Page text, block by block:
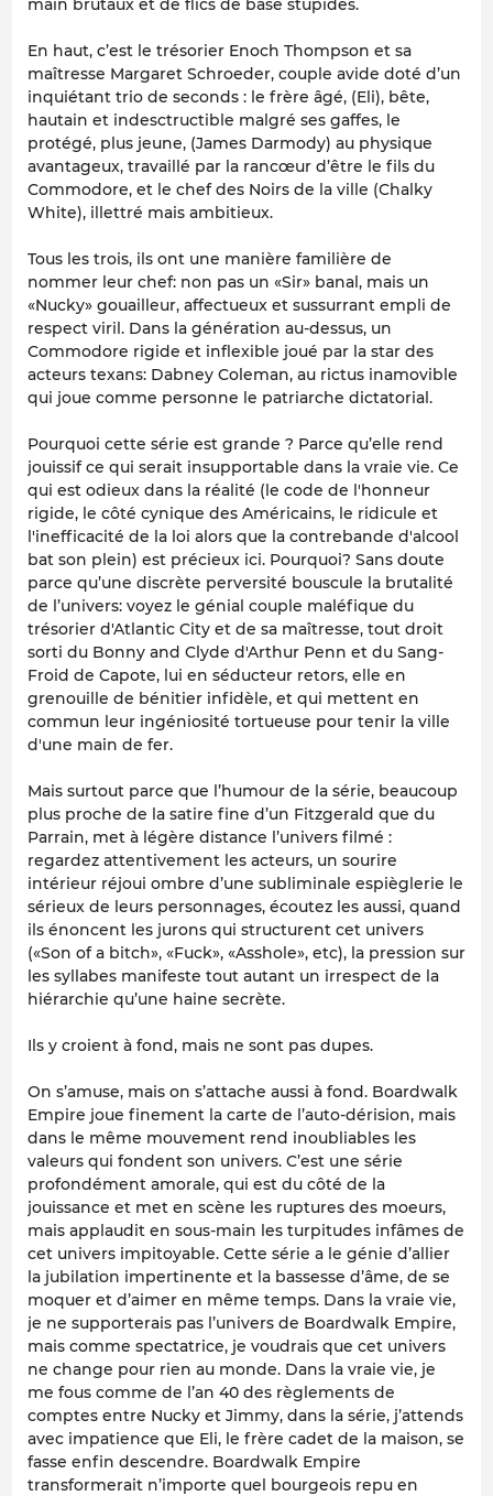
main brutaux et de flics de base stupides.
En haut, c’est le trésorier Enoch Thompson et sa
maîtresse Margaret Schroeder, couple avide doté d’un
inquiétant trio de seconds : le frère âgé, (Eli), bête,
hautain et indesctructible malgré ses gaffes, le
protégé, plus jeune, (James Darmody) au physique
avantageux, travaillé par la rancœur d’être le fils du
Commodore, et le chef des Noirs de la ville (Chalky
White), illettré mais ambitieux.
Tous les trois, ils ont une manière familière de
nommer leur chef: non pas un «Sir» banal, mais un
«Nucky» gouailleur, affectueux et sussurrant empli de
respect viril. Dans la génération au-dessus, un
Commodore rigide et inflexible joué par la star des
acteurs texans: Dabney Coleman, au rictus inamovible
qui joue comme personne le patriarche dictatorial.
Pourquoi cette série est grande ? Parce qu’elle rend
jouissif ce qui serait insupportable dans la vraie vie. Ce
qui est odieux dans la réalité (le code de l'honneur
rigide, le côté cynique des Américains, le ridicule et
l'inefficacité de la loi alors que la contrebande d'alcool
bat son plein) est précieux ici. Pourquoi? Sans doute
parce qu’une discrète perversité bouscule la brutalité
de l’univers: voyez le génial couple maléfique du
trésorier d'Atlantic City et de sa maîtresse, tout droit
sorti du Bonny and Clyde d'Arthur Penn et du Sang-
Froid de Capote, lui en séducteur retors, elle en
grenouille de bénitier infidèle, et qui mettent en
commun leur ingéniosité tortueuse pour tenir la ville
d'une main de fer.
Mais surtout parce que l’humour de la série, beaucoup
plus proche de la satire fine d’un Fitzgerald que du
Parrain, met à légère distance l’univers filmé :
regardez attentivement les acteurs, un sourire
intérieur réjoui ombre d’une subliminale espièglerie le
sérieux de leurs personnages, écoutez les aussi, quand
ils énoncent les jurons qui structurent cet univers
(«Son of a bitch», «Fuck», «Asshole», etc), la pression sur
les syllabes manifeste tout autant un irrespect de la
hiérarchie qu’une haine secrète.
Ils y croient à fond, mais ne sont pas dupes.
On s’amuse, mais on s’attache aussi à fond. Boardwalk
Empire joue finement la carte de l’auto-dérision, mais
dans le même mouvement rend inoubliables les
valeurs qui fondent son univers. C’est une série
profondément amorale, qui est du côté de la
jouissance et met en scène les ruptures des moeurs,
mais applaudit en sous-main les turpitudes infâmes de
cet univers impitoyable. Cette série a le génie d’allier
la jubilation impertinente et la bassesse d’âme, de se
moquer et d’aimer en même temps. Dans la vraie vie,
je ne supporterais pas l’univers de Boardwalk Empire,
mais comme spectatrice, je voudrais que cet univers
ne change pour rien au monde. Dans la vraie vie, je
me fous comme de l’an 40 des règlements de
comptes entre Nucky et Jimmy, dans la série, j’attends
avec impatience que Eli, le frère cadet de la maison, se
fasse enfin descendre. Boardwalk Empire
transformerait n’importe quel bourgeois repu en